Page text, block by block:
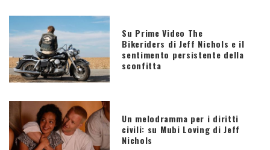
Su Prime Video The
Bikeriders di Jeff Nichols e il
sentimento persistente della
sconfitta
Un melodramma per i diritti
civili: su Mubi Loving di Jeff
Nichols